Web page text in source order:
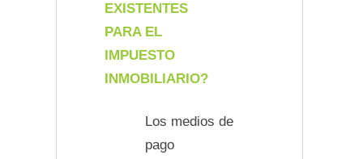
EXISTENTES
PARA EL
IMPUESTO
INMOBILIARIO?
Los medios de
pago